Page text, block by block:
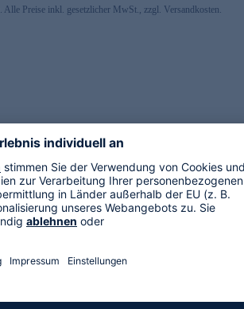
Alle Preise inkl. gesetzlicher MwSt., zzgl. Versandkosten.